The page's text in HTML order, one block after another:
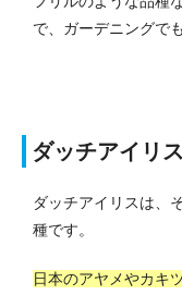
で、ガーデニングで
ダッチアイリス
ダッチアイリスは、
種です。
日本のアヤメやカキ